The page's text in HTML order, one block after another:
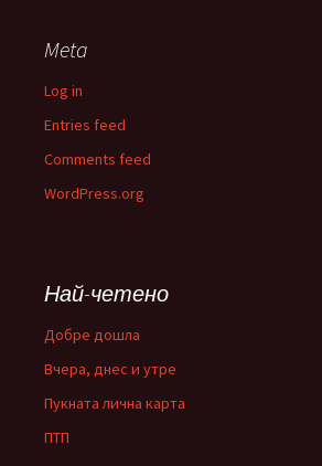
Meta
Log in
Entries feed
Comments feed
WordPress.org
Най-четено
Добре дошла
Вчера, днес и утре
Пукната лична карта
ПТП